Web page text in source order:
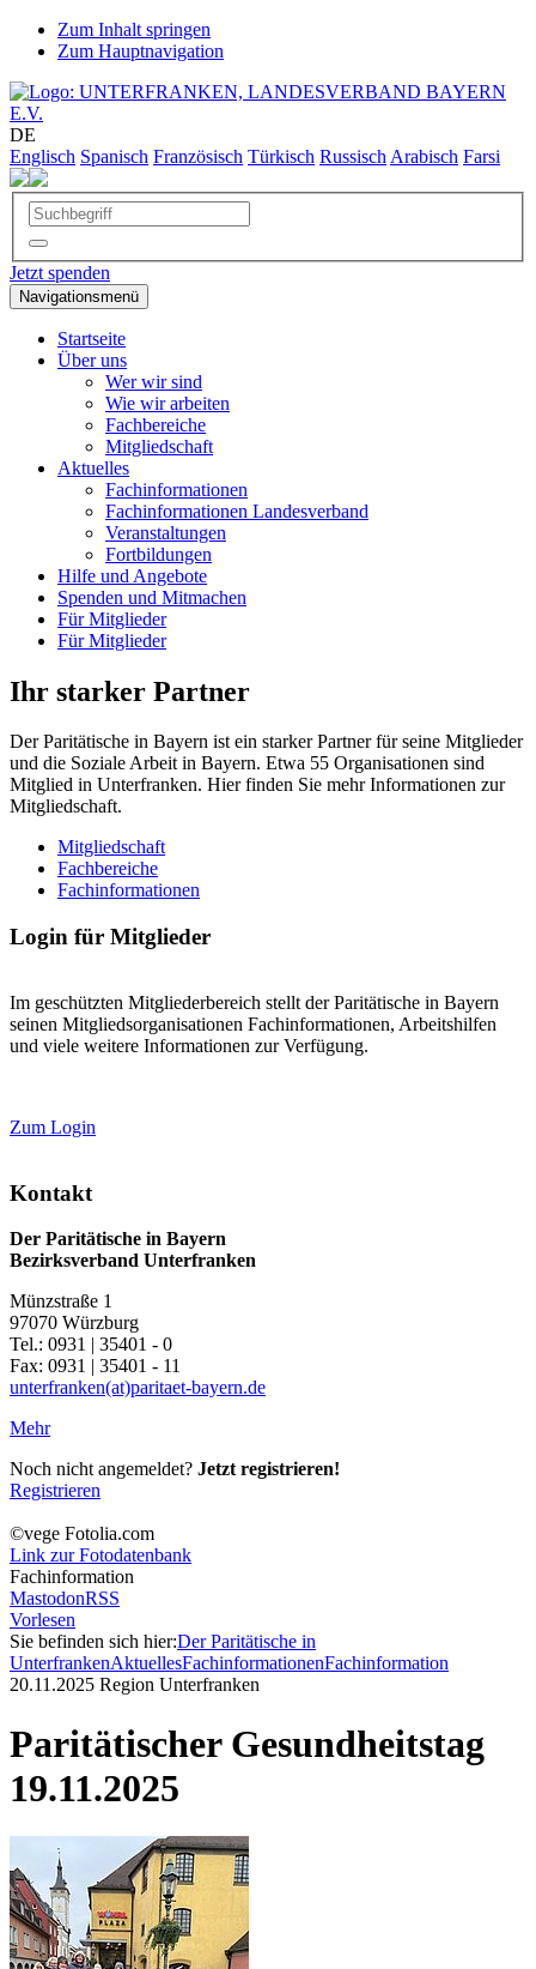
Zum Inhalt springen
Zum Hauptnavigation
DE
Englisch Spanisch Französisch Türkisch Russisch Arabisch Farsi
Jetzt spenden
Navigationsmenü
Startseite
Über uns
Wer wir sind
Wie wir arbeiten
Fachbereiche
Mitgliedschaft
Aktuelles
Fachinformationen
Fachinformationen Landesverband
Veranstaltungen
Fortbildungen
Hilfe und Angebote
Spenden und Mitmachen
Für Mitglieder
Für Mitglieder
Ihr starker Partner
Der Paritätische in Bayern ist ein starker Partner für seine Mitglieder
und die Soziale Arbeit in Bayern. Etwa 55 Organisationen sind
Mitglied in Unterfranken. Hier finden Sie mehr Informationen zur
Mitgliedschaft.
Mitgliedschaft
Fachbereiche
Fachinformationen
Login für Mitglieder
Im geschützten Mitgliederbereich stellt der Paritätische in Bayern
seinen Mitgliedsorganisationen Fachinformationen, Arbeitshilfen
und viele weitere Informationen zur Verfügung.
Zum Login
Kontakt
Der Paritätische in Bayern
Bezirksverband Unterfranken
Münzstraße 1
97070 Würzburg
Tel.: 0931 | 35401 - 0
Fax: 0931 | 35401 - 11
unterfranken(at)paritaet-bayern.de
Mehr
Noch nicht angemeldet? Jetzt registrieren!
Registrieren
©vege Fotolia.com
Link zur Fotodatenbank
Fachinformation
MastodonRSS
Vorlesen
Sie befinden sich hier:Der Paritätische in
UnterfrankenAktuellesFachinformationenFachinformation
20.11.2025 Region Unterfranken
Paritätischer Gesundheitstag
19.11.2025